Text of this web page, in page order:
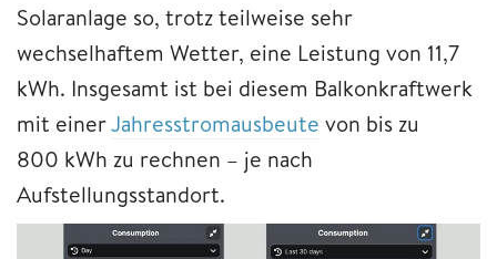
Solaranlage so, trotz teilweise sehr
wechselhaftem Wetter, eine Leistung von 11,7
kWh. Insgesamt ist bei diesem Balkonkraftwerk
mit einerJahresstromausbeute von bis zu
800 kWh zu rechnen – je nach
Aufstellungsstandort.